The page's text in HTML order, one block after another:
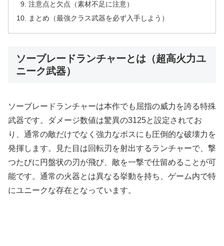
注意点と欠点（素材不足に注意）
まとめ（最強クラス武器を必ず入手しよう）
ソーブレードランチャーとは（超高火力ユ
ニーク武器）
ソーブレードランチャーは本作でも屈指の威力を誇る特殊
武器です。ダメージ数値は驚異の3125と設定されてお
り、通常の敵だけでなく強力なボスにも圧倒的な破壊力を
発揮します。見た目は回転刃を射出するランチャーで、撃
つたびに円盤状の刃が飛び、敵を一撃で仕留めることが可
能です。通常の火器とは異なる挙動を持ち、ゲーム内で特
にユニークな存在となっています。